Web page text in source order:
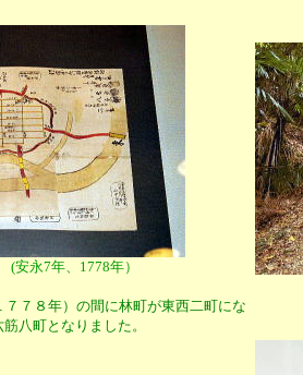
(安永7年、1778年）
７８年）の間に林町が東西二町にな
八町となりました。